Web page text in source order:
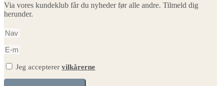
Via vores kundeklub får du nyheder før alle andre. Tilmeld dig
herunder.
Jeg accepterer vilkårerne